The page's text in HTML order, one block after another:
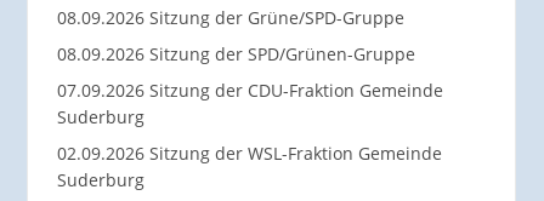
08.09.2026 Sitzung der Grüne/SPD-Gruppe
08.09.2026 Sitzung der SPD/Grünen-Gruppe
07.09.2026 Sitzung der CDU-Fraktion Gemeinde
Suderburg
02.09.2026 Sitzung der WSL-Fraktion Gemeinde
Suderburg